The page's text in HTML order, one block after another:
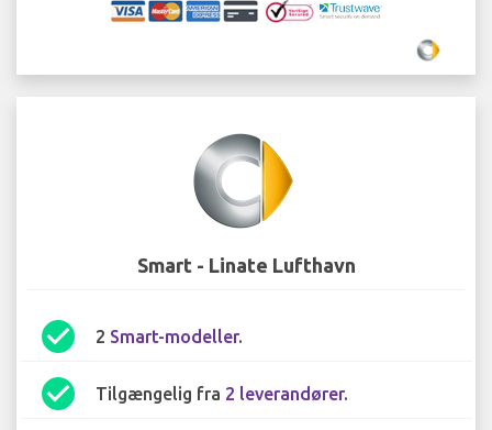
Smart - Linate Lufthavn
check_circle 2 Smart-modeller.
check_circle Tilgængelig fra 2 leverandører.